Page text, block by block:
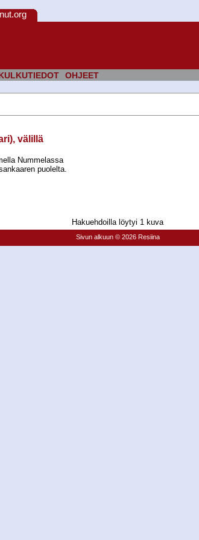
KULKUTIEDOT OHJEET
välillä
Nummelassa
puolelta.
Hakuehdoilla löytyi 1 kuva
Sivun alkuun © 2026 Resiina